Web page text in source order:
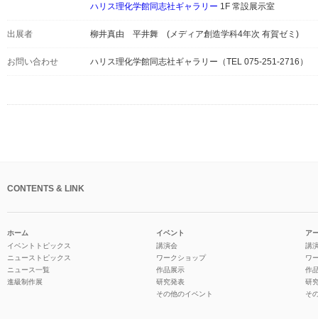
ハリス理化学館同志社ギャラリー 1F 常設展示室
出展者 柳井真由 平井舞 (メディア創造学科4年次 有賀ゼミ)
お問い合わせ ハリス理化学館同志社ギャラリー（TEL 075-251-2716）
CONTENTS & LINK
ホーム
イベントトピックス
ニューストピックス
ニュース一覧
進級制作展
イベント
講演会
ワークショップ
作品展示
研究発表
その他のイベント
ア
講
ワ
作
研
そ